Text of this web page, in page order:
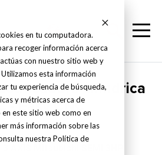
en tu computadora.
recoger información acerca
con nuestro sitio web y
esta información
tu experiencia de búsqueda,
y métricas acerca de
este sitio web como en
más información sobre las
nuestra Política de
cilíndrica
- Easy CNC
AXIS Mitsubishi SEMI 3HP